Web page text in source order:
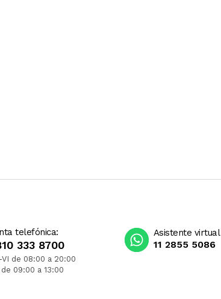
telefónica:
333 8700
VI de 08:00 a 20:00
de 09:00 a 13:00
Asistente virtual
11 2855 5086